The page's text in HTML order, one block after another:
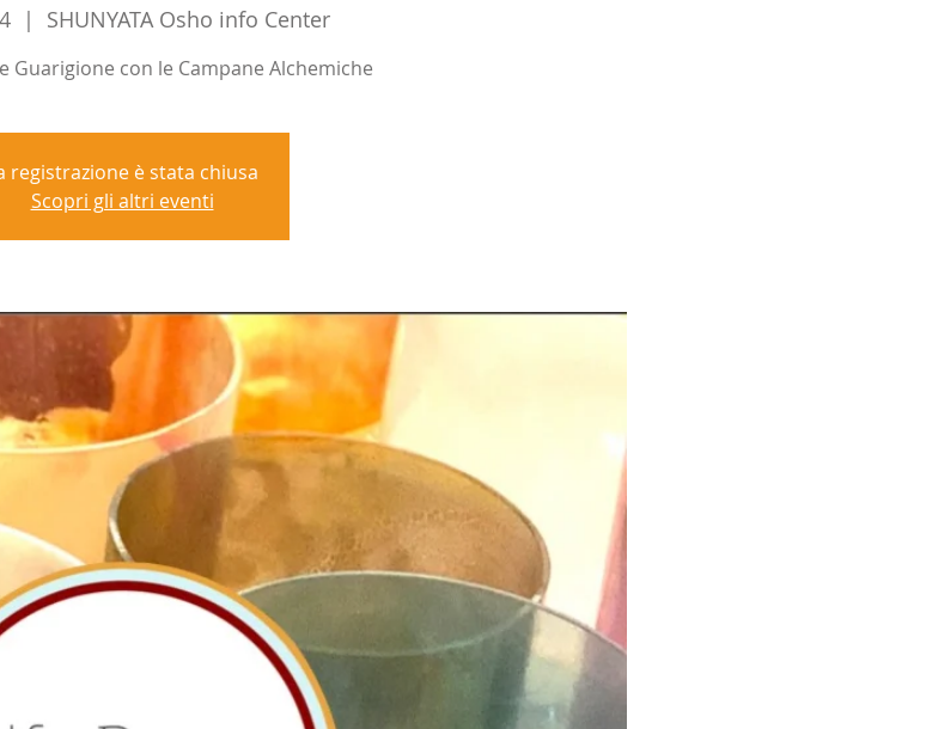
  |
SHUNYATA Osho info Center
Guarigione con le Campane Alchemiche
registrazione è stata chiusa
Scopri gli altri eventi